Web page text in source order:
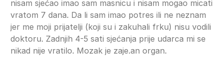
nisam sjećao imao sam masnicu i nisam mogao micati
vratom 7 dana. Da li sam imao potres ili ne neznam
jer me moji prijatelji (koji su i zakuhali frku) nisu vodili
doktoru. Zadnjih 4-5 sati sjećanja prije udarca mi se
nikad nije vratilo. Mozak je zaje.an organ.